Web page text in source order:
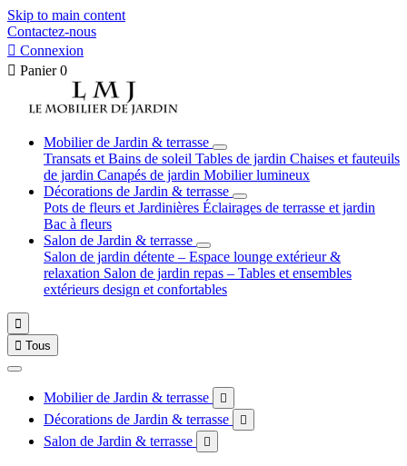
Skip to main content
Contactez-nous
 Connexion
 Panier 0
Mobilier de Jardin & terrasse
Transats et Bains de soleil Tables de jardin Chaises et fauteuils
de jardin Canapés de jardin Mobilier lumineux
Décorations de Jardin & terrasse
Pots de fleurs et Jardinières Éclairages de terrasse et jardin
Bac à fleurs
Salon de Jardin & terrasse
Salon de jardin détente – Espace lounge extérieur &
relaxation Salon de jardin repas – Tables et ensembles
extérieurs design et confortables

 Tous
Mobilier de Jardin & terrasse 
Décorations de Jardin & terrasse 
Salon de Jardin & terrasse 